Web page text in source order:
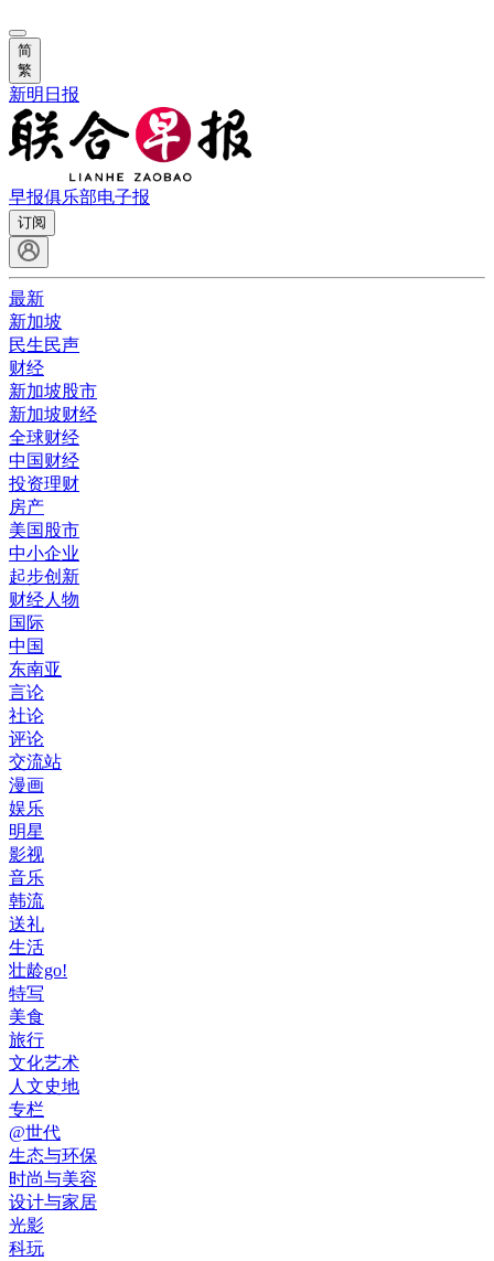
简
繁
新明日报
早报俱乐部电子报
订阅
最新
新加坡
民生民声
财经
新加坡股市
新加坡财经
全球财经
中国财经
投资理财
房产
美国股市
中小企业
起步创新
财经人物
国际
中国
东南亚
言论
社论
评论
交流站
漫画
娱乐
明星
影视
音乐
韩流
送礼
生活
壮龄go!
特写
美食
旅行
文化艺术
人文史地
专栏
@世代
生态与环保
时尚与美容
设计与家居
光影
科玩